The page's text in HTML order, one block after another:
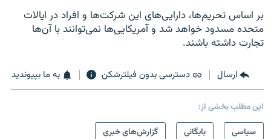
بر اساس تحریم‌ها، دارایی‌های این شرکت‌ها و افراد در ایالات
متحده مسدود خواهد شد و آمریکایی‌ها نمی‌توانند با آن‌ها
تجارت داشته باشند.
ارسال دسترسی بدون فیلترشکن به ما بپیوندید
این مطلب بخشی از:
سیاسی
بایگانی گزارش‌های خبری